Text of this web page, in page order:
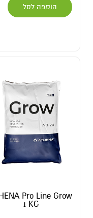
הוספה לסל
Pro Line Grow
1 KG